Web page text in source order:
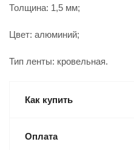
Толщина: 1,5 мм;
Цвет: алюминий;
Тип ленты: кровельная.
Как купить
Оплата